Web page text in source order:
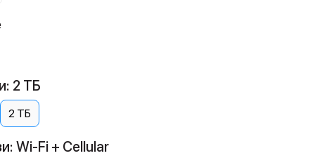
2 ТБ
2 ТБ
Wi-Fi + Cellular